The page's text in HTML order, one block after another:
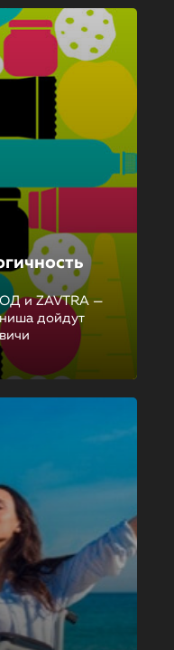
и ZAVTRA —
дойдут